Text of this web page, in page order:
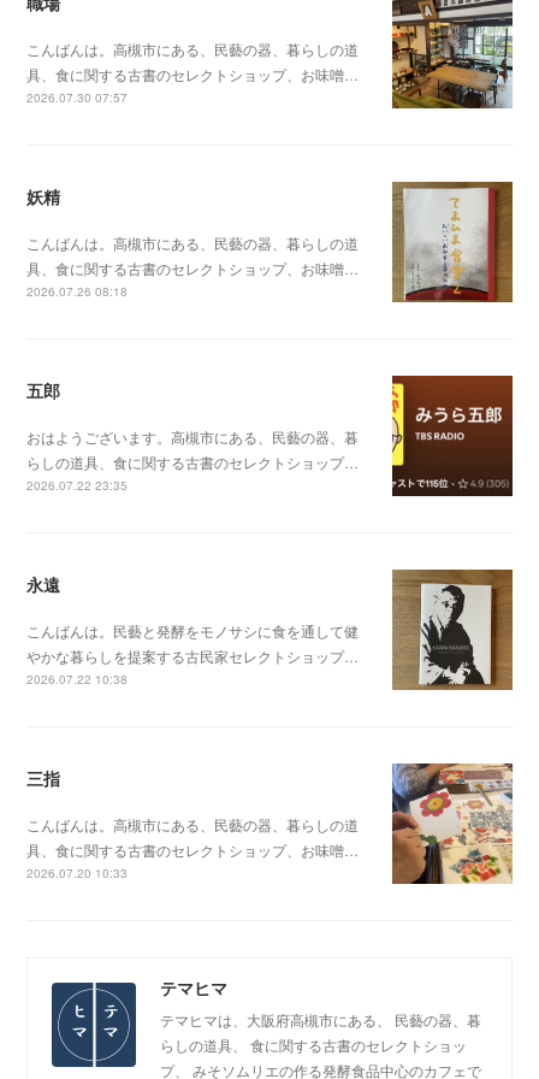
こんばんは。高槻市にある、民藝の器、暮らしの道
具、食に関する古書のセレクトショップ、お味噌…
2026.07.30 07:57
妖精
こんばんは。高槻市にある、民藝の器、暮らしの道
具、食に関する古書のセレクトショップ、お味噌…
2026.07.26 08:18
五郎
おはようございます。高槻市にある、民藝の器、暮
らしの道具、食に関する古書のセレクトショップ…
2026.07.22 23:35
永遠
こんばんは。民藝と発酵をモノサシに食を通して健
やかな暮らしを提案する古民家セレクトショップ…
2026.07.22 10:38
三指
こんばんは。高槻市にある、民藝の器、暮らしの道
具、食に関する古書のセレクトショップ、お味噌…
2026.07.20 10:33
テマヒマ
テマヒマは、大阪府高槻市にある、 民藝の器、暮
らしの道具、 食に関する古書のセレクトショッ
プ、 みそソムリエの作る発酵食品中心のカフェで